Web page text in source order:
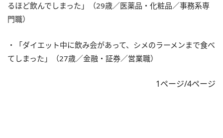
るほど飲んでしまった」（29歳／医薬品・化粧品／事務系専
門職）
・「ダイエット中に飲み会があって、シメのラーメンまで食べ
てしまった」（27歳／金融・証券／営業職）
1ページ/4ページ